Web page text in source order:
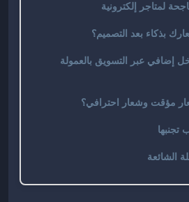
لمتاجر إلكترونية
بذكاء بعد التصميم؟
إضافي عبر التسويق بالعمولة
مؤقت وشعار احترافي؟
تجنبها
الشائعة